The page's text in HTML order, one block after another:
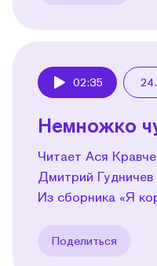
02:35
Немножко
Читает Ася
Дмитрий Гудничев
Из сборника «Я
Поделиться